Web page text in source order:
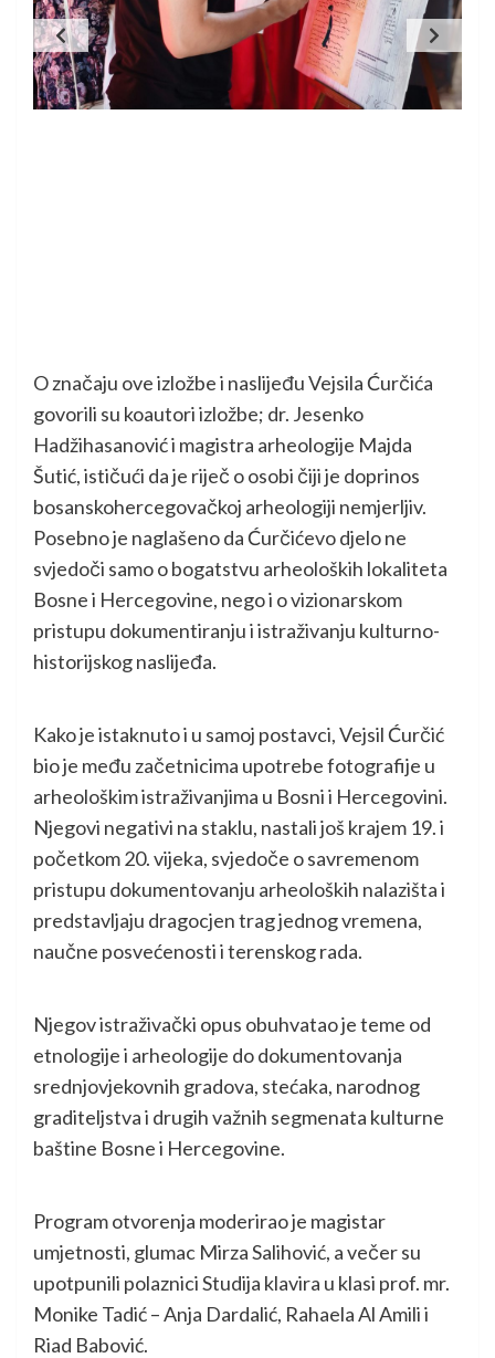
O značaju ove izložbe i naslijeđu Vejsila Ćurčića
govorili su koautori izložbe; dr. Jesenko
Hadžihasanović i magistra arheologije Majda
Šutić, ističući da je riječ o osobi čiji je doprinos
bosanskohercegovačkoj arheologiji nemjerljiv.
Posebno je naglašeno da Ćurčićevo djelo ne
svjedoči samo o bogatstvu arheoloških lokaliteta
Bosne i Hercegovine, nego i o vizionarskom
pristupu dokumentiranju i istraživanju kulturno-
historijskog naslijeđa.
Kako je istaknuto i u samoj postavci, Vejsil Ćurčić
bio je među začetnicima upotrebe fotografije u
arheološkim istraživanjima u Bosni i Hercegovini.
Njegovi negativi na staklu, nastali još krajem 19. i
početkom 20. vijeka, svjedoče o savremenom
pristupu dokumentovanju arheoloških nalazišta i
predstavljaju dragocjen trag jednog vremena,
naučne posvećenosti i terenskog rada.
Njegov istraživački opus obuhvatao je teme od
etnologije i arheologije do dokumentovanja
srednjovjekovnih gradova, stećaka, narodnog
graditeljstva i drugih važnih segmenata kulturne
baštine Bosne i Hercegovine.
Program otvorenja moderirao je magistar
umjetnosti, glumac Mirza Salihović, a večer su
upotpunili polaznici Studija klavira u klasi prof. mr.
Monike Tadić – Anja Dardalić, Rahaela Al Amili i
Riad Babović.